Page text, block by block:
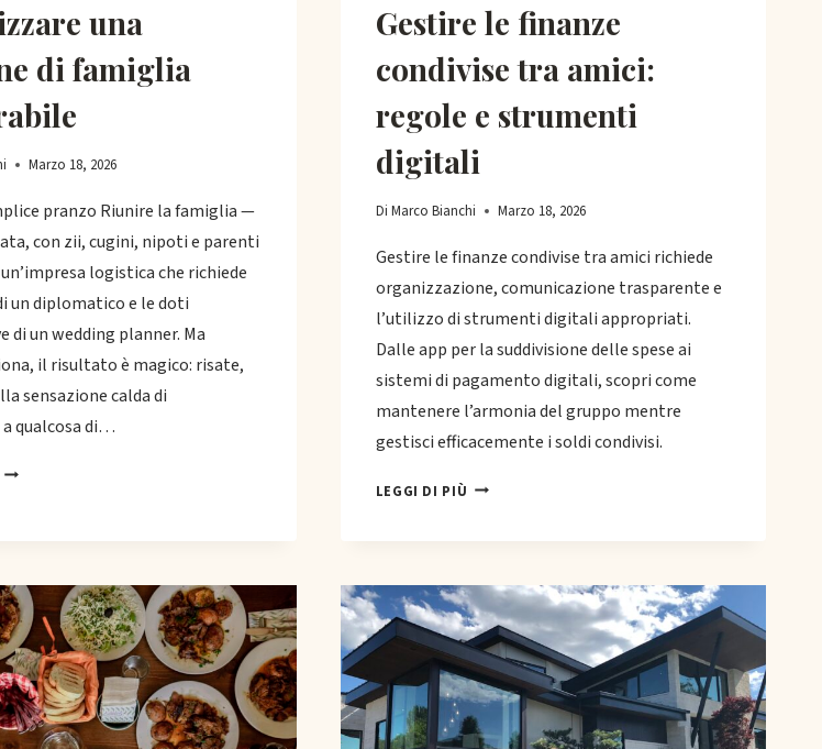
una
di famiglia
Marzo 18, 2026
pranzo Riunire la famiglia —
con zii, cugini, nipoti e parenti
logistica che richiede
un diplomatico e le doti
di un wedding planner. Ma
il risultato è magico: risate,
sensazione calda di
qualcosa di…
ORGANIZZARE
Gestire le finanze
condivise tra amici:
regole e strumenti
digitali
Di Marco Bianchi Marzo 18, 2026
Gestire le finanze condivise tra amici richiede
organizzazione, comunicazione trasparente e
l’utilizzo di strumenti digitali appropriati.
Dalle app per la suddivisione delle spese ai
sistemi di pagamento digitali, scopri come
mantenere l’armonia del gruppo mentre
gestisci efficacemente i soldi condivisi.
LEGGI DI PIÙ GESTIRE
TRA
AMICI:
REGOLE
E
STRUMENTI
DIGITALI